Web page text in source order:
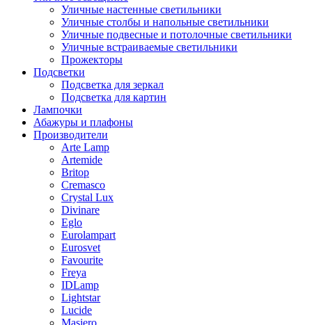
Уличные настенные светильники
Уличные столбы и напольные светильники
Уличные подвесные и потолочные светильники
Уличные встраиваемые светильники
Прожекторы
Подсветки
Подсветка для зеркал
Подсветка для картин
Лампочки
Абажуры и плафоны
Производители
Arte Lamp
Artemide
Britop
Cremasco
Crystal Lux
Divinare
Eglo
Eurolampart
Eurosvet
Favourite
Freya
IDLamp
Lightstar
Lucide
Masiero